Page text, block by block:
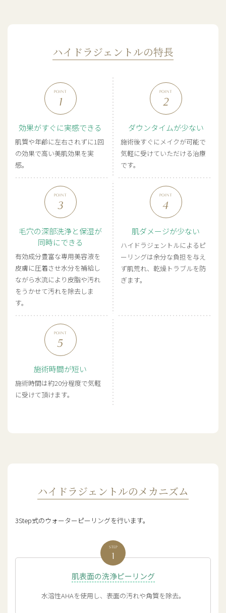
ハイドラジェントルの特長
POINT
効果がすぐに実感できる
肌質や年齢に左右されずに1回
の効果で高い美肌効果を実
感。
POINT
ダウンタイムが少ない
施術後すぐにメイクが可能で
気軽に受けていただける治療
です。
POINT
毛穴の深部洗浄と保湿が
同時にできる
有効成分豊富な専用美容液を
皮膚に圧着させ水分を補給し
ながら水流により皮脂や汚れ
をうかせて汚れを除去しま
す。
POINT
肌ダメージが少ない
ハイドラジェントルによるピ
ーリングは余分な負担を与え
ず肌荒れ、乾燥トラブルを防
ぎます。
POINT
施術時間が短い
施術時間は約20分程度で気軽
に受けて頂けます。
ハイドラジェントルのメカニズム
3Step式のウォーターピーリングを行います。
肌表面の洗浄ピーリング
水溶性AHAを使用し、表面の汚れや角質を除去。